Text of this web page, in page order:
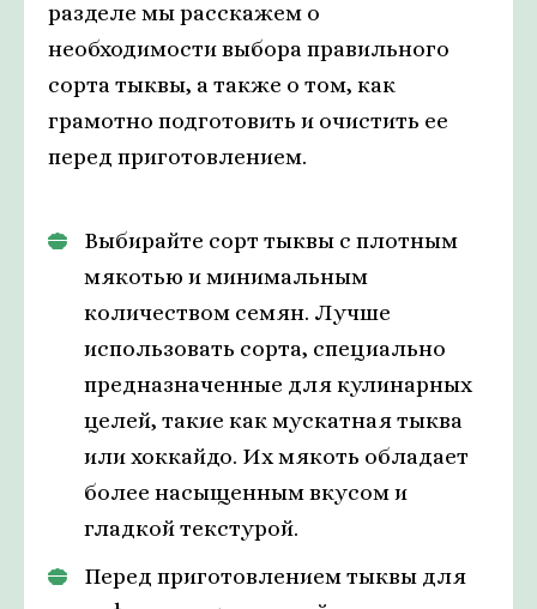
разделе мы расскажем о
необходимости выбора правильного
сорта тыквы, а также о том, как
грамотно подготовить и очистить ее
перед приготовлением.
Выбирайте сорт тыквы с плотным
мякотью и минимальным
количеством семян. Лучше
использовать сорта, специально
предназначенные для кулинарных
целей, такие как мускатная тыква
или хоккайдо. Их мякоть обладает
более насыщенным вкусом и
гладкой текстурой.
Перед приготовлением тыквы для